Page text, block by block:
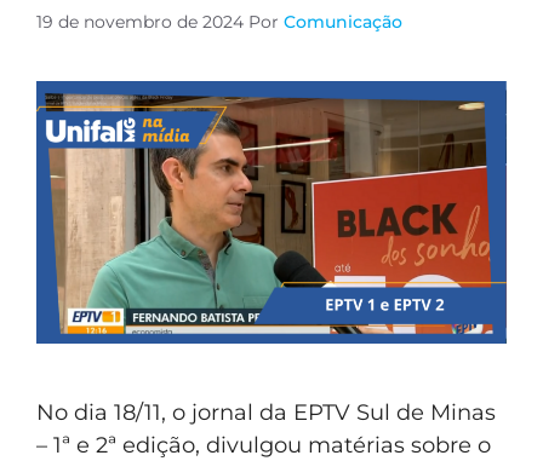
19 de novembro de 2024 Por Comunicação
No dia 18/11, o jornal da EPTV Sul de Minas
– 1ª e 2ª edição, divulgou matérias sobre o